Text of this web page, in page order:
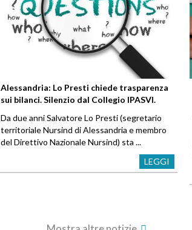
Alessandria: Lo Presti chiede trasparenza
sui bilanci. Silenzio dal Collegio IPASVI.
Da due anni Salvatore Lo Presti (segretario
territoriale Nursind di Alessandria e membro
del Direttivo Nazionale Nursind) sta ...
LEGGI